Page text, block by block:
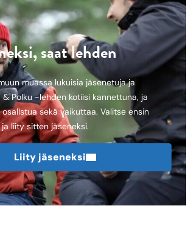
saat lehden
muassa lukuisia jäsenetuja ja
& Polku -lehden kotiisi kannettuna, ja
sekä vaikuttaa. Valitse ensin
liity sitten jäseneksi.
Liity jäseneksi